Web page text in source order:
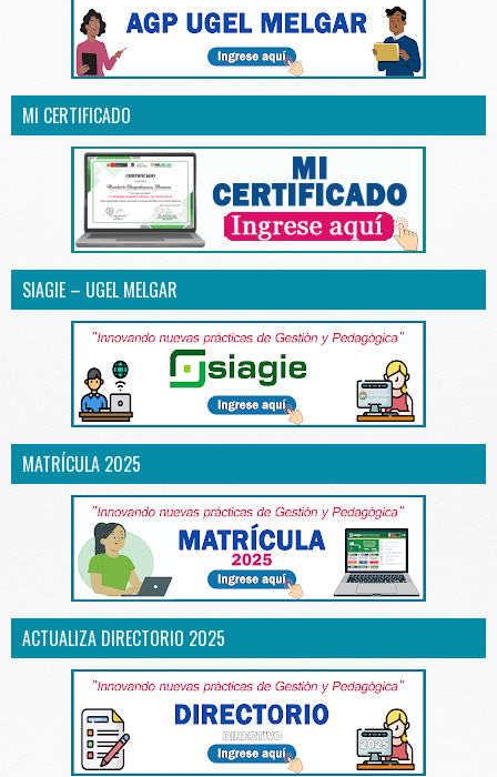
MI CERTIFICADO
SIAGIE – UGEL MELGAR
MATRÍCULA 2025
ACTUALIZA DIRECTORIO 2025